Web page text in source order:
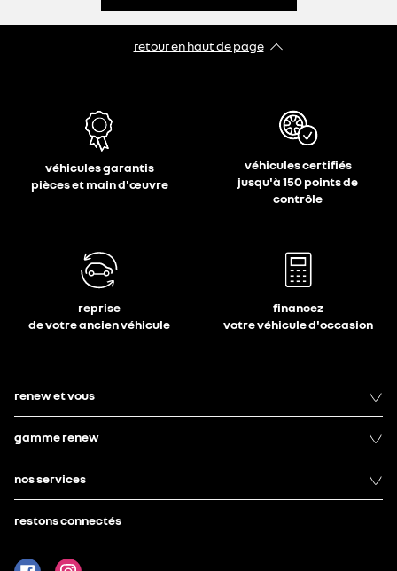
retour en haut de page​
véhicules garantis
pièces et main d'œuvre
véhicules certifiés
jusqu'à 150 points de
contrôle
reprise
de votre ancien véhicule
financez
votre véhicule d'occasion
renew et vous
gamme renew
nos services
restons connectés